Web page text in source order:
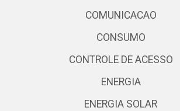
COMUNICACAO
CONSUMO
CONTROLE DE ACESSO
ENERGIA
ENERGIA SOLAR